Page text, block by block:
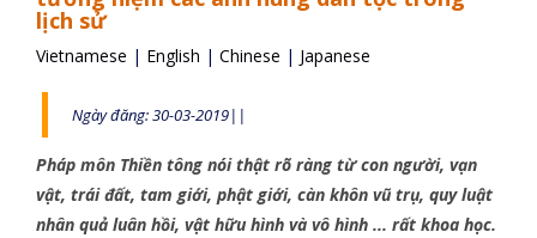
lịch sử
Vietnamese | English | Chinese | Japanese
Ngày đăng: 30-03-2019||
Pháp môn Thiền tông nói thật rõ ràng từ con người, vạn
vật, trái đất, tam giới, phật giới, càn khôn vũ trụ, quy luật
nhân quả luân hồi, vật hữu hình và vô hình ... rất khoa học.